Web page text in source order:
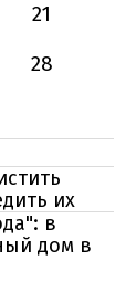
21
28
их
в
дом в